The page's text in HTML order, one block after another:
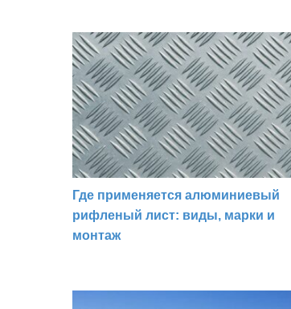
Где применяется алюминиевый
рифленый лист: виды, марки и
монтаж